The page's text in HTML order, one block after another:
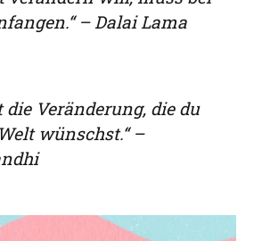
– Dalai Lama
die Veränderung, die du
wünschst.“ –